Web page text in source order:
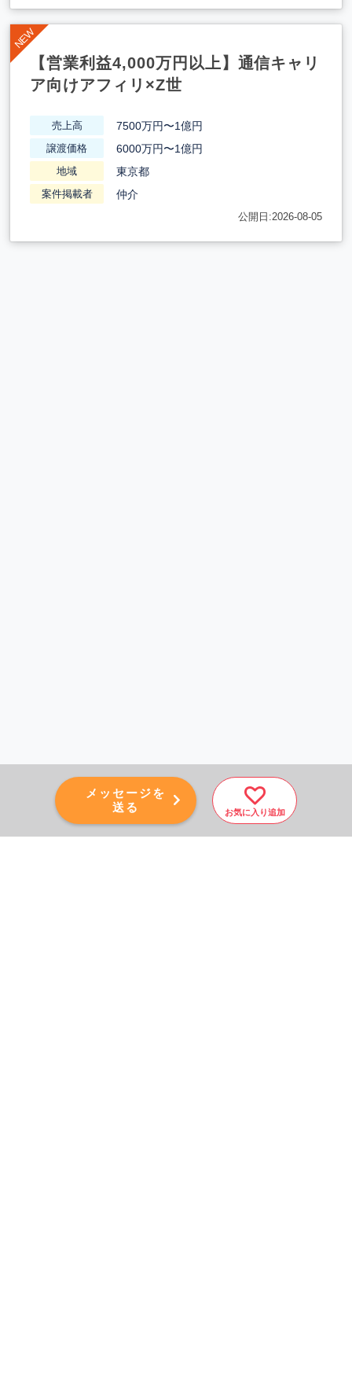
メッセージを
送る
お気に入り追加
【営業利益4,000万円以上】通信キャリ
ア向けアフィリ×Z世
売上高 7500万円〜1億円
譲渡価格 6000万円〜1億円
地域 東京都
案件掲載者 仲介
公開日:2026-08-05